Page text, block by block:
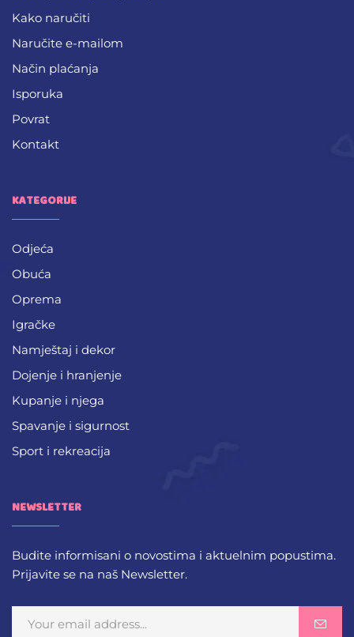
Kako naručiti
Naručite e-mailom
Način plaćanja
Isporuka
Povrat
Kontakt
KATEGORIJE
Odjeća
Obuća
Oprema
Igračke
Namještaj i dekor
Dojenje i hranjenje
Kupanje i njega
Spavanje i sigurnost
Sport i rekreacija
NEWSLETTER
Budite informisani o novostima i aktuelnim popustima.
Prijavite se na naš Newsletter.